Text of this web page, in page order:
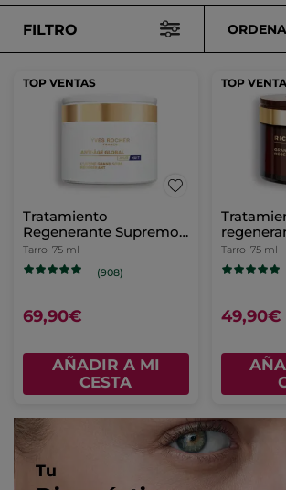
FILTRO
TOP VENTAS
Tratamiento
Regenerante Supremo
Crema Día/Noche &
Mascarilla De Noche
Tarro 75 ml
(908)
69,90€
AÑADIR A MI
CESTA
TOP
Tarro 75 ml
49,90€